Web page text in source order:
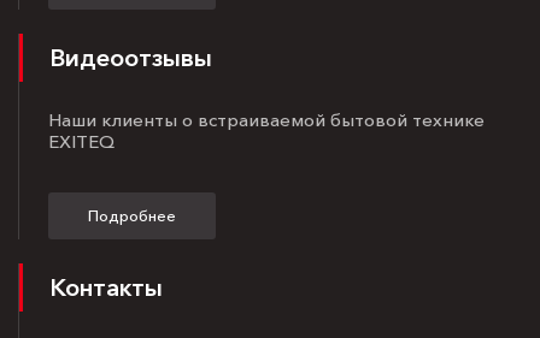
Видеоотзывы
Наши клиенты о встраиваемой бытовой технике
EXITEQ
Подробнее
Контакты